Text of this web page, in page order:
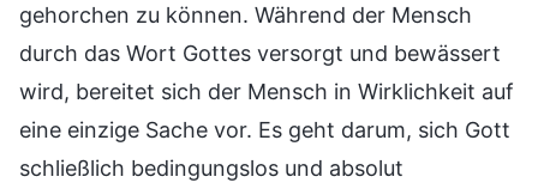
gehorchen zu können. Während der Mensch
durch das Wort Gottes versorgt und bewässert
wird, bereitet sich der Mensch in Wirklichkeit auf
eine einzige Sache vor. Es geht darum, sich Gott
schließlich bedingungslos und absolut